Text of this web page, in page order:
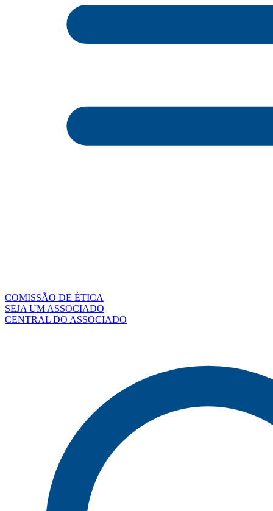
COMISSÃO DE ÉTICA
SEJA UM ASSOCIADO
CENTRAL DO ASSOCIADO